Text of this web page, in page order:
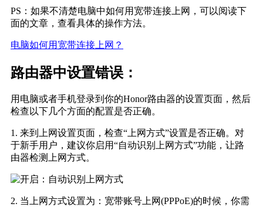
PS：如果不清楚电脑中如何用宽带连接上网，可以阅读下
面的文章，查看具体的操作方法。
电脑如何用宽带连接上网？
路由器中设置错误：
用电脑或者手机登录到你的Honor路由器的设置页面，然后
检查以下几个方面的配置是否正确。
1. 来到上网设置页面，检查“上网方式”设置是否正确。对
于新手用户，建议你启用“自动识别上网方式”功能，让路
由器检测上网方式。
2. 当上网方式设置为：宽带账号上网(PPPoE)的时候，你需